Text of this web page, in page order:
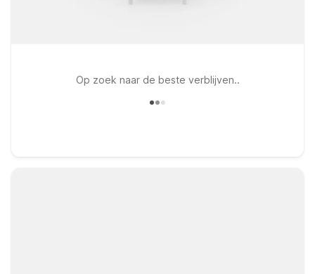
Op zoek naar de beste verblijven..